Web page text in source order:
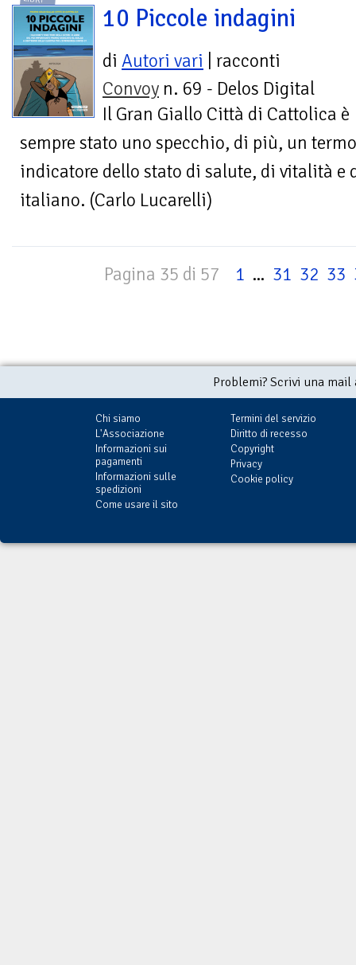
10 Piccole indagini
di Autori vari | racconti
Convoy n. 69 - Delos Digital
Il Gran Giallo Città di Cattolica è
sempre stato uno specchio, di più, un
indicatore dello stato di salute, di vitalità e
italiano. (Carlo Lucarelli)
Pagina 35 di 57 1 ... 31 32 33
Problemi? Scrivi una
Chi siamo
L'Associazione
Informazioni sui
pagamenti
Informazioni sulle
spedizioni
Come usare il sito
Termini del servizio
Diritto di recesso
Copyright
Privacy
Cookie policy